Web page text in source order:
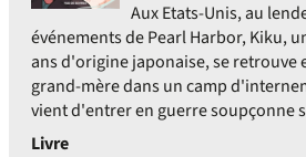
Aux Etats-Unis, au
événements de Pearl Harbor, Kiku,
ans d'origine japonaise, se retrouve
grand-mère dans un camp
vient d'entrer en guerre soupçonne
Livre